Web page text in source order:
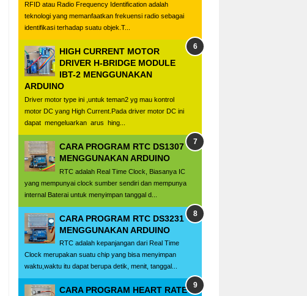
RFID atau Radio Frequency Identification adalah
teknologi yang memanfaatkan frekuensi radio sebagai
identifikasi terhadap suatu objek.T...
HIGH CURRENT MOTOR
DRIVER H-BRIDGE MODULE
IBT-2 MENGGUNAKAN
ARDUINO
Driver motor type ini ,untuk teman2 yg mau kontrol
motor DC yang High Current.Pada driver motor DC ini
dapat mengeluarkan arus hing...
CARA PROGRAM RTC DS1307
MENGGUNAKAN ARDUINO
RTC adalah Real Time Clock, Biasanya IC
yang mempunyai clock sumber sendiri dan mempunya
internal Baterai untuk menyimpan tanggal d...
CARA PROGRAM RTC DS3231
MENGGUNAKAN ARDUINO
RTC adalah kepanjangan dari Real Time
Clock merupakan suatu chip yang bisa menyimpan
waktu,waktu itu dapat berupa detik, menit, tanggal...
CARA PROGRAM HEART RATE